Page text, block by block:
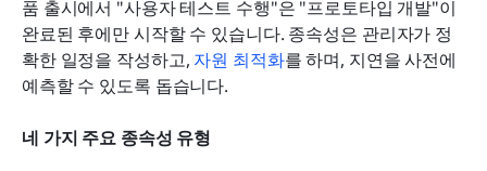
품 출시에서 "사용자 테스트 수행"은 "프로토타입 개발"이
완료된 후에만 시작할 수 있습니다. 종속성은 관리자가 정
확한 일정을 작성하고, 자원 최적화를 하며, 지연을 사전에
예측할 수 있도록 돕습니다.
네 가지 주요 종속성 유형